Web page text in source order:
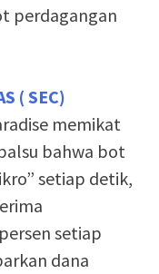
perdagangan
( SEC)
memikat
bahwa bot
setiap detik,
setiap
dana